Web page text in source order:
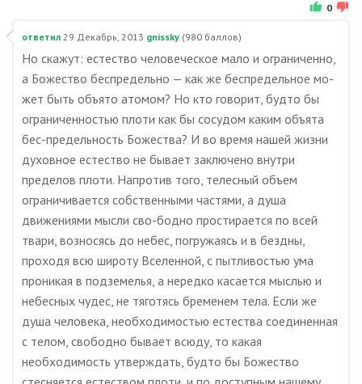
0
ответил 29 Декабрь, 2013 gnissky (980 баллов)
Но скажут: естество человеческое мало и ограниченно,
а Божество беспредельно — как же беспредельное мо-
жет быть объято атомом? Но кто говорит, будто бы
ограниченностью плоти как бы сосудом каким объята
бес-предельность Божества? И во время нашей жизни
духовное естество не бывает заключено внутри
пределов плоти. Напротив того, телесный объем
ограничивается собственными частями, а душа
движениями мысли сво-бодно простирается по всей
твари, возносясь до небес, погружаясь и в бездны,
проходя всю широту Вселенной, с пытливостью ума
проникая в подземелья, а нередко касается мыслью и
небесных чудес, не тяготясь бременем тела. Если же
душа человека, необходимостью естества соединенная
с телом, свободно бывает всюду, то какая
необходимость утверждать, будто бы Божество